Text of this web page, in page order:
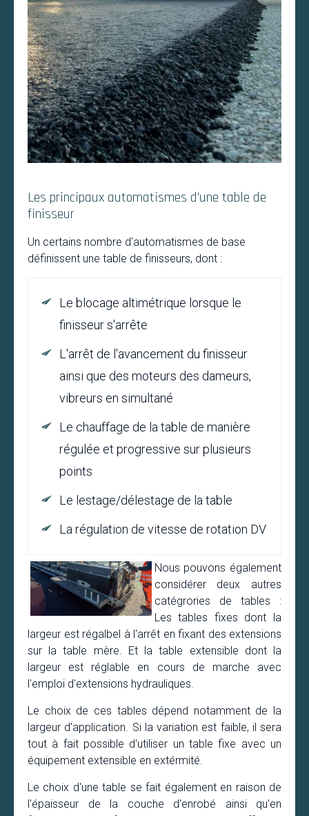
Les principaux automatismes d'une table de
finisseur
Un certains nombre d'automatismes de base
définissent une table de finisseurs, dont :
Le blocage altimétrique lorsque le
finisseur s'arrête
L'arrêt de l'avancement du finisseur
ainsi que des moteurs des dameurs,
vibreurs en simultané
Le chauffage de la table de manière
régulée et progressive sur plusieurs
points
Le lestage/délestage de la table
La régulation de vitesse de rotation DV
Nous pouvons également
considérer deux autres
catégrories de tables :
Les tables fixes dont la
largeur est régalbel à l'arrêt en fixant des extensions
sur la table mère. Et la table extensible dont la
largeur est réglable en cours de marche avec
l'emploi d'extensions hydrauliques.
Le choix de ces tables dépend notamment de la
largeur d'application. Si la variation est faible, il sera
tout à fait possible d'utiliser un table fixe avec un
équipement extensible en extérmité.
Le choix d'une table se fait également en raison de
l'épaisseur de la couche d'enrobé ainsi qu'en